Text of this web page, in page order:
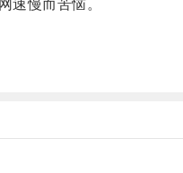
慢而苦恼。